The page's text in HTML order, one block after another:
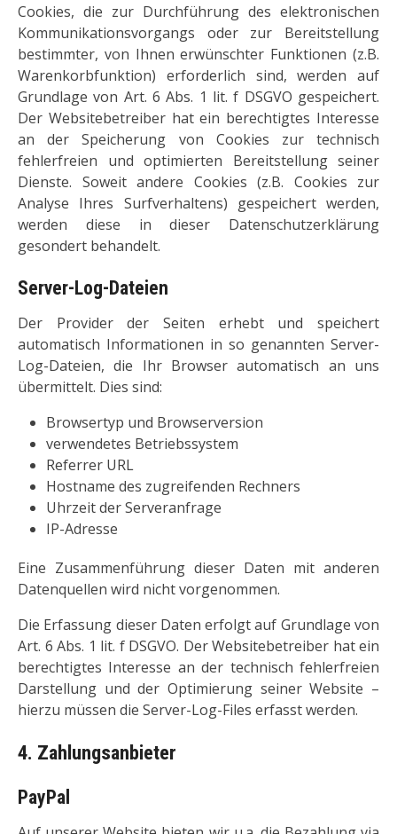
Cookies, die zur Durchführung des elektronischen
Kommunikationsvorgangs oder zur Bereitstellung
bestimmter, von Ihnen erwünschter Funktionen (z.B.
Warenkorbfunktion) erforderlich sind, werden auf
Grundlage von Art. 6 Abs. 1 lit. f DSGVO gespeichert.
Der Websitebetreiber hat ein berechtigtes Interesse
an der Speicherung von Cookies zur technisch
fehlerfreien und optimierten Bereitstellung seiner
Dienste. Soweit andere Cookies (z.B. Cookies zur
Analyse Ihres Surfverhaltens) gespeichert werden,
werden diese in dieser Datenschutzerklärung
gesondert behandelt.
Server-Log-Dateien
Der Provider der Seiten erhebt und speichert
automatisch Informationen in so genannten Server-
Log-Dateien, die Ihr Browser automatisch an uns
übermittelt. Dies sind:
Browsertyp und Browserversion
verwendetes Betriebssystem
Referrer URL
Hostname des zugreifenden Rechners
Uhrzeit der Serveranfrage
IP-Adresse
Eine Zusammenführung dieser Daten mit anderen
Datenquellen wird nicht vorgenommen.
Die Erfassung dieser Daten erfolgt auf Grundlage von
Art. 6 Abs. 1 lit. f DSGVO. Der Websitebetreiber hat ein
berechtigtes Interesse an der technisch fehlerfreien
Darstellung und der Optimierung seiner Website –
hierzu müssen die Server-Log-Files erfasst werden.
4. Zahlungsanbieter
PayPal